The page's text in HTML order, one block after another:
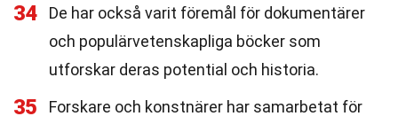
34
De har också varit föremål för dokumentärer
och populärvetenskapliga böcker som
utforskar deras potential och historia.
35
Forskare och konstnärer har samarbetat för